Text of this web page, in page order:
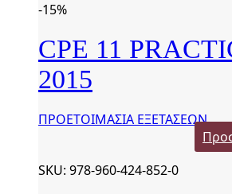
-15%
CPE 11
2015
ΠΡΟΕΤΟΙΜΑΣΙΑ ΕΞΕΤΑΣΕΩΝ
SKU: 978-960-424-852-0